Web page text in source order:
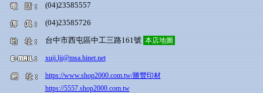
(04)23585557
(04)23585726
台中市西屯區中工三路161號 本店地圖
xuij.lji@msa.hinet.net
https://www.shop2000.com.tw/勝豐印材
https://5557.shop2000.com.tw